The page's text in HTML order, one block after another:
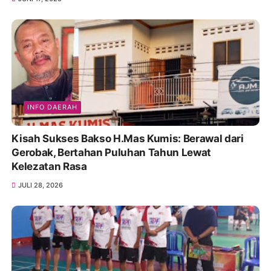
INFO DAERAH
Kisah Sukses Bakso H.Mas Kumis: Berawal dari
Gerobak, Bertahan Puluhan Tahun Lewat
Kelezatan Rasa
JULI 28, 2026